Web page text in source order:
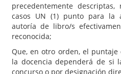
precedentemente
casos UN (1) punto para la
autoría de libro/s
reconocida;
Que, en otro orden, el
la docencia dependerá de si
concurso o por designación